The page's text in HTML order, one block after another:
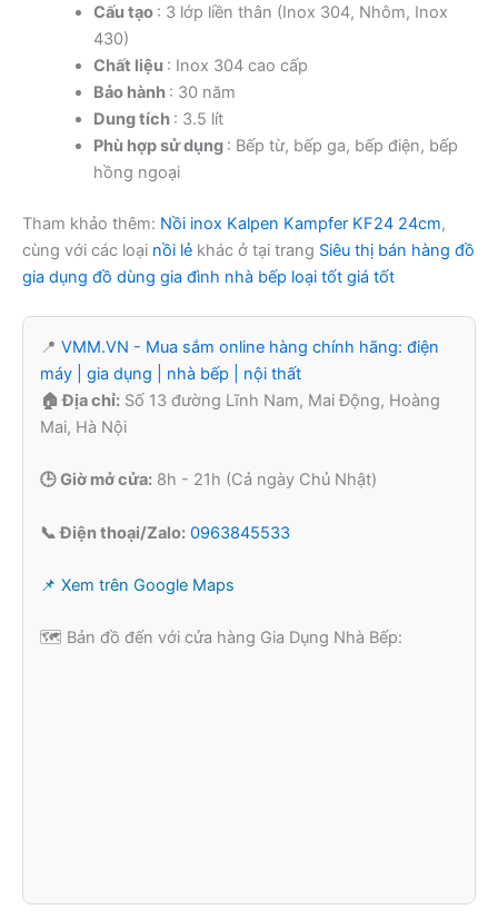
Cấu tạo : 3 lớp liền thân (Inox 304, Nhôm, Inox
430)
Chất liệu : Inox 304 cao cấp
Bảo hành : 30 năm
Dung tích : 3.5 lít
Phù hợp sử dụng : Bếp từ, bếp ga, bếp điện, bếp
hồng ngoại
Tham khảo thêm: Nồi inox Kalpen Kampfer KF24 24cm,
cùng với các loại nồi lẻ khác ở tại trang Siêu thị bán hàng đồ
gia dụng đồ dùng gia đình nhà bếp loại tốt giá tốt
📍 VMM.VN - Mua sắm online hàng chính hãng: điện
máy | gia dụng | nhà bếp | nội thất
🏠 Địa chỉ: Số 13 đường Lĩnh Nam, Mai Động, Hoàng
Mai, Hà Nội
🕒 Giờ mở cửa: 8h - 21h (Cả ngày Chủ Nhật)
📞 Điện thoại/Zalo: 0963845533
📌 Xem trên Google Maps
🗺️ Bản đồ đến với cửa hàng Gia Dụng Nhà Bếp: